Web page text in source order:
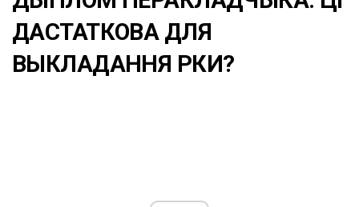
ДАСТАТКОВА ДЛЯ
ВЫКЛАДАННЯ РКИ?